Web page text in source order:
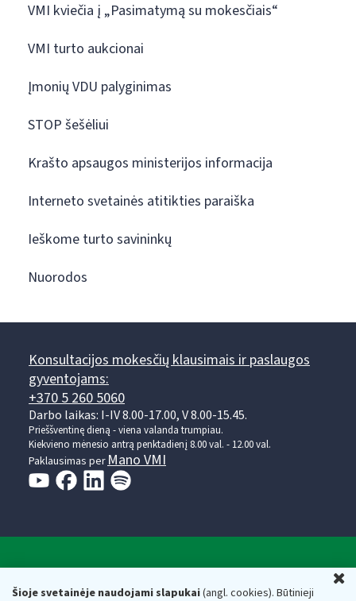
Šioje svetainėje naudojami slapukai(angl. cookies). Būtinieji
VMI kviečia į „Pasimatymą su mokesčiais“
VMI turto aukcionai
Įmonių VDU palyginimas
STOP šešėliui
Krašto apsaugos ministerijos informacija
Interneto svetainės atitikties paraiška
Ieškome turto savininkų
Nuorodos
Konsultacijos mokesčių klausimais ir paslaugos
gyventojams:
+370 5 260 5060
Darbo laikas: I-IV 8.00-17.00, V 8.00-15.45.
Prieššventinę dieną - viena valanda trumpiau.
Kiekvieno mėnesio antrą penktadienį 8.00 val. - 12.00 val.
Paklausimas perMano VMI
Valstybinė mokesčių inspekcija prie Lietuvos
Respublikos finansų ministerijos